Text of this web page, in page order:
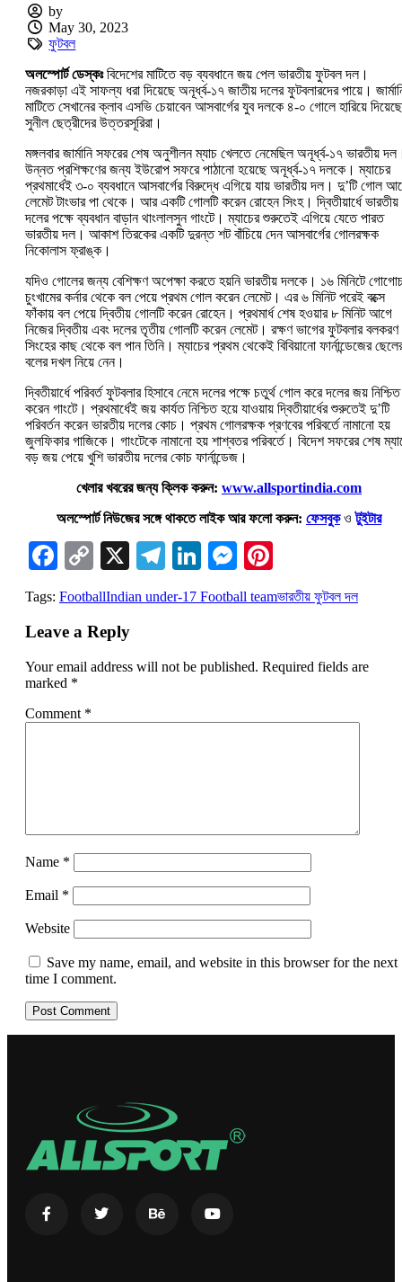
by
May 30, 2023
ফুটবল
অলস্পোর্ট ডেস্কঃবিদেশের মাটিতে বড় ব্যবধানে জয় পেল ভারতীয় ফুটবল দল।
নজরকাড়া এই সাফল্য ধরা দিয়েছে অনূর্ধ্ব-১৭ জাতীয় দলের ফুটবলারদের পায়ে।
মাটিতে সেখানের ক্লাব এসভি চেয়াবেন আসবার্গের যুব দলকে ৪-০ গোলে হারিয়ে দিয়েছে
সুনীল ছেত্রীদের উত্তরসূরিরা।
মঙ্গলবার জার্মানি সফরের শেষ অনুশীলন ম্যাচ খেলতে নেমেছিল অনূর্ধ্ব-১৭ ভারতীয়
উন্নত প্রশিক্ষণের জন্য ইউরোপ সফরে পাঠানো হয়েছে অনূর্ধ্ব-১৭ দলকে। ম্যাচের
প্রথমার্ধেই ৩-০ ব্যবধানে আসবার্গের বিরুদ্ধে এগিয়ে যায় ভারতীয় দল। দু’টি গোল
লেমেট টাংভার পা থেকে। আর একটি গোলটি করেন রোহেন সিংহ। দ্বিতীয়ার্ধে ভারতীয়
দলের পক্ষে ব্যবধান বাড়ান থাংলালসুন গাংটে। ম্যাচের শুরুতেই এগিয়ে যেতে পারত
ভারতীয় দল। আকাশ তিরকের একটি দুরন্ত শট বাঁচিয়ে দেন আসবার্গের গোলরক্ষক
নিকোলাস ফ্রাঙ্ক।
যদিও গোলের জন্য বেশিক্ষণ অপেক্ষা করতে হয়নি ভারতীয় দলকে। ১৬ মিনিটে
চুংখামের কর্নার থেকে বল পেয়ে প্রথম গোল করেন লেমেট। এর ৬ মিনিট পরেই বক্সে
ফাঁকায় বল পেয়ে দ্বিতীয় গোলটি করেন রোহেন। প্রথমার্ধ শেষ হওয়ার ৮ মিনিট আগে
নিজের দ্বিতীয় এবং দলের তৃতীয় গোলটি করেন লেমেট। রক্ষণ ভাগের ফুটবলার বলকরণ
সিংহের কাছ থেকে বল পান তিনি। ম্যাচের প্রথম থেকেই বিবিয়ানো ফার্নান্ডেজের
বলের দখল নিয়ে নেন।
দ্বিতীয়ার্ধে পরিবর্ত ফুটবলার হিসাবে নেমে দলের পক্ষে চতুর্থ গোল করে দলের জয় নিশ্চিত
করেন গাংটে। প্রথমার্ধেই জয় কার্যত নিশ্চিত হয়ে যাওয়ায় দ্বিতীয়ার্ধের শুরুতেই দু’টি
পরিবর্তন করেন ভারতীয় দলের কোচ। প্রথম গোলরক্ষক প্রণবের পরিবর্তে নামানো হয়
জুলফিকার গাজিকে। গাংটেকে নামানো হয় শাশ্বতর পরিবর্তে। বিদেশ সফরের শেষ
বড় জয় পেয়ে খুশি ভারতীয় দলের কোচ ফার্নান্ডেজ।
খেলার খবরের জন্য ক্লিক করুন: www.allsportindia.com
অলস্পোর্ট নিউজের সঙ্গে থাকতে লাইক আর ফলো করুন: ফেসবুকওটুইটার
Facebook
Copy
Link
X Telegram
LinkedIn
Messenger
Tags: FootballIndian under-17 Football teamভারতীয় ফুটবল দল
Leave a Reply
Your email address will not be published. Required fields are
marked *
Comment *
Name *
Email *
Website
Save my name, email, and website in this browser for the next
time I comment.